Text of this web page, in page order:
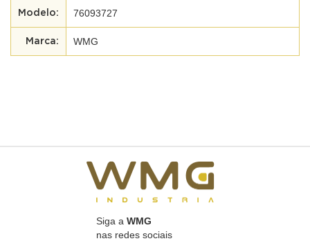
76093727
WMG
Siga a WMG
nas redes sociais